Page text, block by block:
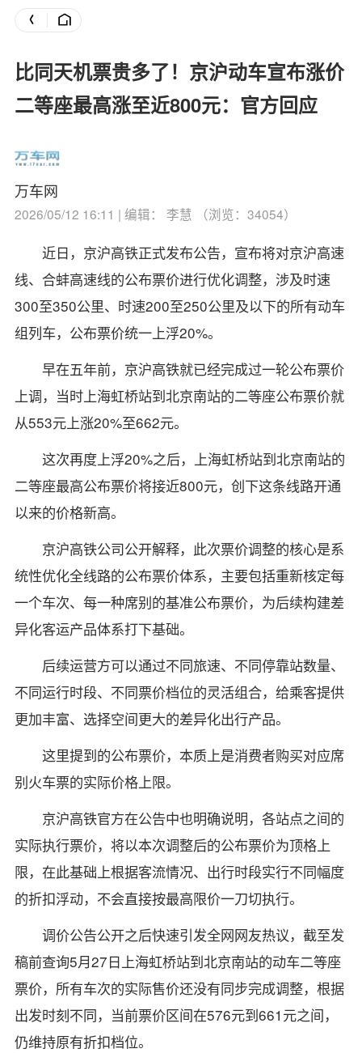
比同天机票贵多了！京沪动车宣布涨价
二等座最高涨至近800元：官方回应
万车网
2026/05/12 16:11 | 编辑： 李慧 （浏览：34054）
近日，京沪高铁正式发布公告，宣布将对京沪高速
线、合蚌高速线的公布票价进行优化调整，涉及时速
300至350公里、时速200至250公里及以下的所有动车
组列车，公布票价统一上浮20%。
早在五年前，京沪高铁就已经完成过一轮公布票价
上调，当时上海虹桥站到北京南站的二等座公布票价就
从553元上涨20%至662元。
这次再度上浮20%之后，上海虹桥站到北京南站的
二等座最高公布票价将接近800元，创下这条线路开通
以来的价格新高。
京沪高铁公司公开解释，此次票价调整的核心是系
统性优化全线路的公布票价体系，主要包括重新核定每
一个车次、每一种席别的基准公布票价，为后续构建差
异化客运产品体系打下基础。
后续运营方可以通过不同旅速、不同停靠站数量、
不同运行时段、不同票价档位的灵活组合，给乘客提供
更加丰富、选择空间更大的差异化出行产品。
这里提到的公布票价，本质上是消费者购买对应席
别火车票的实际价格上限。
京沪高铁官方在公告中也明确说明，各站点之间的
实际执行票价，将以本次调整后的公布票价为顶格上
限，在此基础上根据客流情况、出行时段实行不同幅度
的折扣浮动，不会直接按最高限价一刀切执行。
调价公告公开之后快速引发全网网友热议，截至发
稿前查询5月27日上海虹桥站到北京南站的动车二等座
票价，所有车次的实际售价还没有同步完成调整，根据
出发时刻不同，当前票价区间在576元到661元之间，
仍维持原有折扣档位。